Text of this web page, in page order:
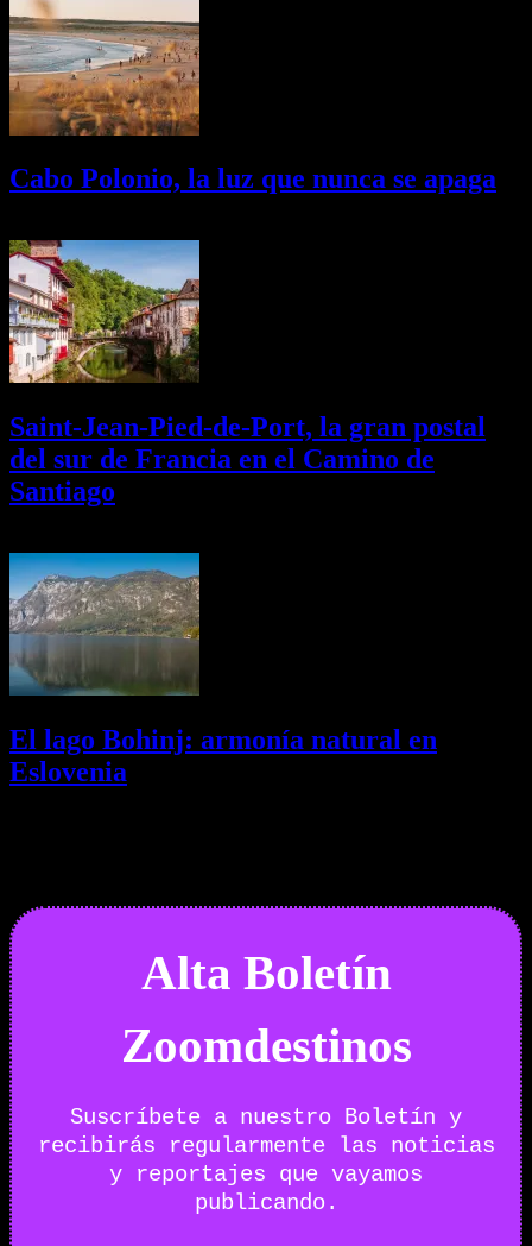
Cabo Polonio, la luz que nunca se apaga
Saint-Jean-Pied-de-Port, la gran postal
del sur de Francia en el Camino de
Santiago
El lago Bohinj: armonía natural en
Eslovenia
Alta Boletín
Zoomdestinos
Suscríbete a nuestro Boletín y
recibirás regularmente las noticias
y reportajes que vayamos
publicando.